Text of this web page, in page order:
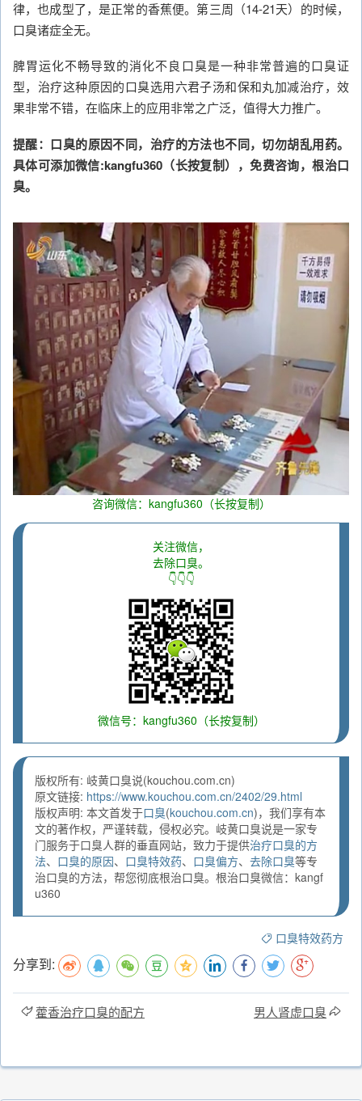
律，也成型了，是正常的香蕉便。第三周（14-21天）的时候，
口臭诸症全无。
脾胃运化不畅导致的消化不良口臭是一种非常普遍的口臭证
型，治疗这种原因的口臭选用六君子汤和保和丸加减治疗，效
果非常不错，在临床上的应用非常之广泛，值得大力推广。
提醒：口臭的原因不同，治疗的方法也不同，切勿胡乱用药。
具体可添加微信:kangfu360（长按复制），免费咨询，根治口
臭。
咨询微信：kangfu360（长按复制）
关注微信，
去除口臭。
👇👇👇
微信号：kangfu360（长按复制）
版权所有: 岐黄口臭说(kouchou.com.cn)
原文链接: https://www.kouchou.com.cn/2402/29.html
版权声明: 本文首发于口臭(kouchou.com.cn)，我们享有本
文的著作权，严谨转载，侵权必究。岐黄口臭说是一家专
门服务于口臭人群的垂直网站，致力于提供治疗口臭的方
法、 口臭的原因、 口臭特效药、 口臭偏方、 去除口臭等专
治口臭的方法，帮您彻底根治口臭。根治口臭微信：kangf
u360
口臭特效药方
分享到:
藿香治疗口臭的配方 男人肾虚口臭